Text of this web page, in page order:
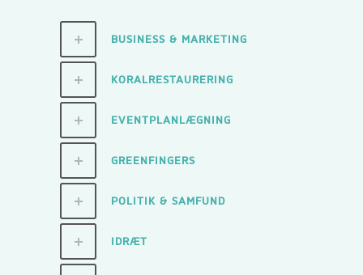
BUSINESS & MARKETING
KORALRESTAURERING
EVENTPLANLÆGNING
GREENFINGERS
POLITIK & SAMFUND
IDRÆT